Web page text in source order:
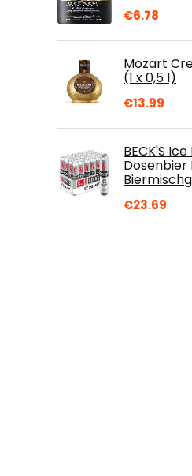
€6.78
Mozart
(1 x 0,5 l)
€13.99
BECK'S
Dosenbier
€23.69